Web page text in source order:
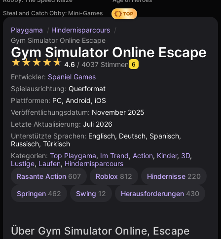
Steal and Catch Obby: Mini-Games
Hedgies
Playgama / Hindernisparcours /
Gym Simulator Online Escape
Gym Simulator Online Escape
★★★★★ 4.6 / 4037 Stimmen 6
Entwickler: Spaniel Games
Spielausrichtung: Querformat
Plattformen: PC, Android, iOS
Veröffentlichungsdatum: November 2025
Letzte Aktualisierung: Juli 2026
Unterstützte Sprachen: Englisch, Deutsch, Spanisch,
Russisch, Türkisch
Kategorien: Top Playgama, Im Trend, Action, Kinder, 3D,
Lustige, Laufen, Hindernisparcours
Rasante Action 607 Roblox 812 Hindernisse 220
Springen 462 Swing 12 Herausforderungen 430
Agility
Spiele
App-
Über Gym Simulator Online, Escape